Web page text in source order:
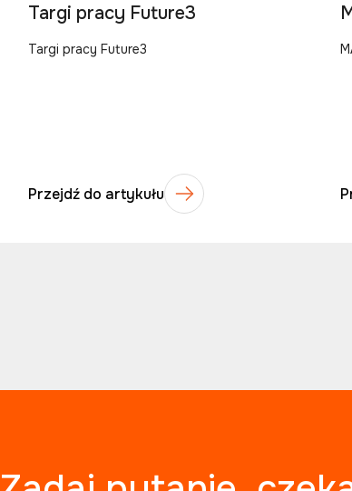
Targi pracy Future3
Targi pracy Future3
Przejdź do artykułu